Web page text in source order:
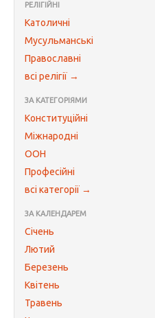
РЕЛІГІЙНІ
Католичні
Мусульманські
Православні
всі релігії →
ЗА КАТЕГОРІЯМИ
Конституційні
Міжнародні
ООН
Професійні
всі категорії →
ЗА КАЛЕНДАРЕМ
Січень
Лютий
Березень
Квітень
Травень